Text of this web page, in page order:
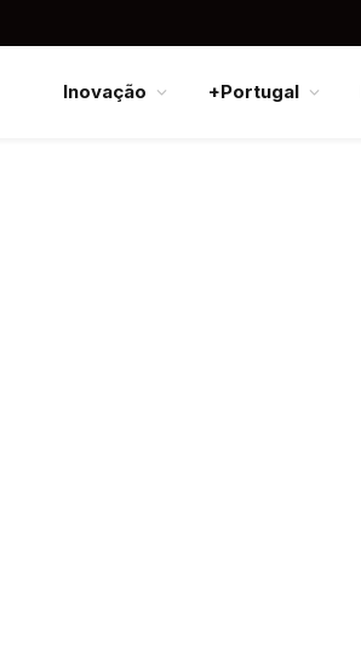
Inovação +Portugal